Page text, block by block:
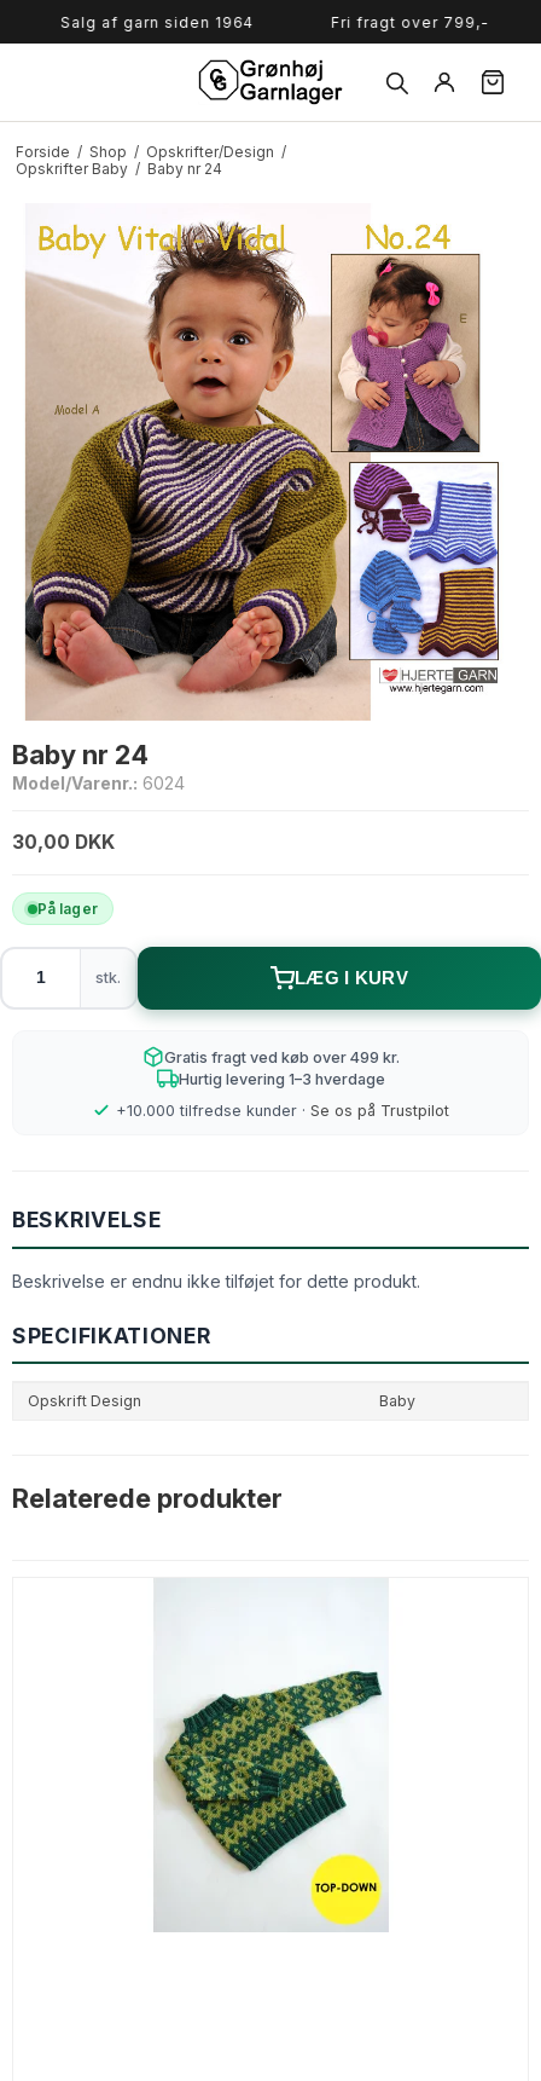
Salg af garn siden 1964 Fri fragt over 799,-
Forside / Shop / Opskrifter/Design /
Opskrifter Baby / Baby nr 24
Baby nr 24
Model/Varenr.: 6024
30,00 DKK
På lager
stk. LÆG I KURV
Gratis fragt ved køb over 499 kr.
Hurtig levering 1–3 hverdage
+10.000 tilfredse kunder · Se os på Trustpilot
BESKRIVELSE
Beskrivelse er endnu ikke tilføjet for dette produkt.
SPECIFIKATIONER
Opskrift Design Baby
Relaterede produkter